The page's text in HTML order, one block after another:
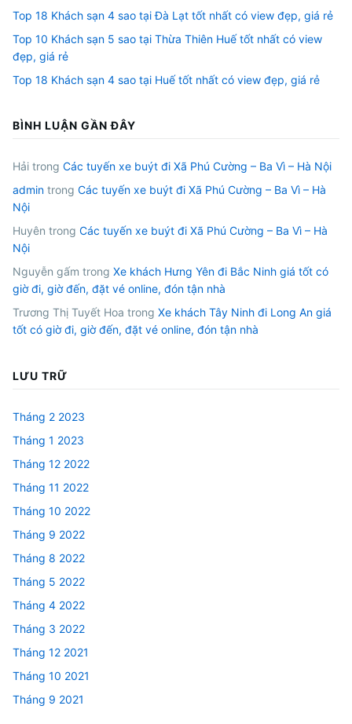
Top 18 Khách sạn 4 sao tại Đà Lạt tốt nhất có view đẹp, giá rẻ
Top 10 Khách sạn 5 sao tại Thừa Thiên Huế tốt nhất có view
đẹp, giá rẻ
Top 18 Khách sạn 4 sao tại Huế tốt nhất có view đẹp, giá rẻ
BÌNH LUẬN GẦN ĐÂY
Hải trong Các tuyến xe buýt đi Xã Phú Cường – Ba Vì – Hà Nội
admin trong Các tuyến xe buýt đi Xã Phú Cường – Ba Vì – Hà
Nội
Huyên trong Các tuyến xe buýt đi Xã Phú Cường – Ba Vì – Hà
Nội
Nguyễn gấm trong Xe khách Hưng Yên đi Bắc Ninh giá tốt có
giờ đi, giờ đến, đặt vé online, đón tận nhà
Trương Thị Tuyết Hoa trong Xe khách Tây Ninh đi Long An giá
tốt có giờ đi, giờ đến, đặt vé online, đón tận nhà
LƯU TRỮ
Tháng 2 2023
Tháng 1 2023
Tháng 12 2022
Tháng 11 2022
Tháng 10 2022
Tháng 9 2022
Tháng 8 2022
Tháng 5 2022
Tháng 4 2022
Tháng 3 2022
Tháng 12 2021
Tháng 10 2021
Tháng 9 2021